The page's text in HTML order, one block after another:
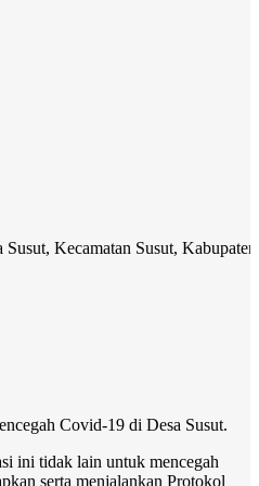
Susut, Kabupaten Bangli.
Covid-19 di Desa Susut.
ini tidak lain untuk mencegah
serta menjalankan Protokol